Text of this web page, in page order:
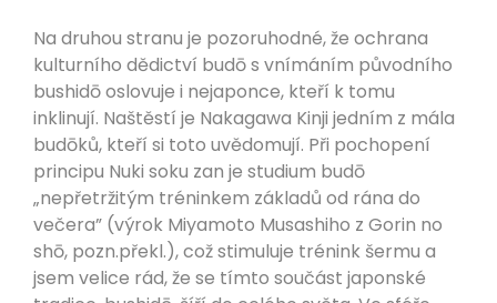
Na druhou stranu je pozoruhodné, že ochrana
kulturního dědictví budō s vnímáním původního
bushidō oslovuje i nejaponce, kteří k tomu
inklinují. Naštěstí je Nakagawa Kinji jedním z mála
budōků, kteří si toto uvědomují. Při pochopení
principu Nuki soku zan je studium budō
„nepřetržitým tréninkem základů od rána do
večera” (výrok Miyamoto Musashiho z Gorin no
shō, pozn.překl.), což stimuluje trénink šermu a
jsem velice rád, že se tímto součást japonské